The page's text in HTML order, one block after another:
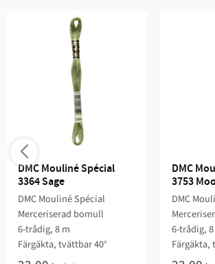
DMC Mouliné Spécial
3364 Sage
DMC Mouliné Spécial
Merceriserad bomull
6-trådig, 8 m
Färgäkta, tvättbar 40°
DMC
3753
DMC
6-trådig,
Färgäkta,